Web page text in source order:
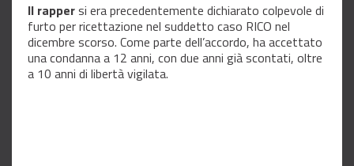
Il rappersi era precedentemente dichiarato colpevole di
furto per ricettazione nel suddetto caso RICO nel
dicembre scorso. Come parte dell’accordo, ha accettato
una condanna a 12 anni, con due anni già scontati, oltre
a 10 anni di libertà vigilata.